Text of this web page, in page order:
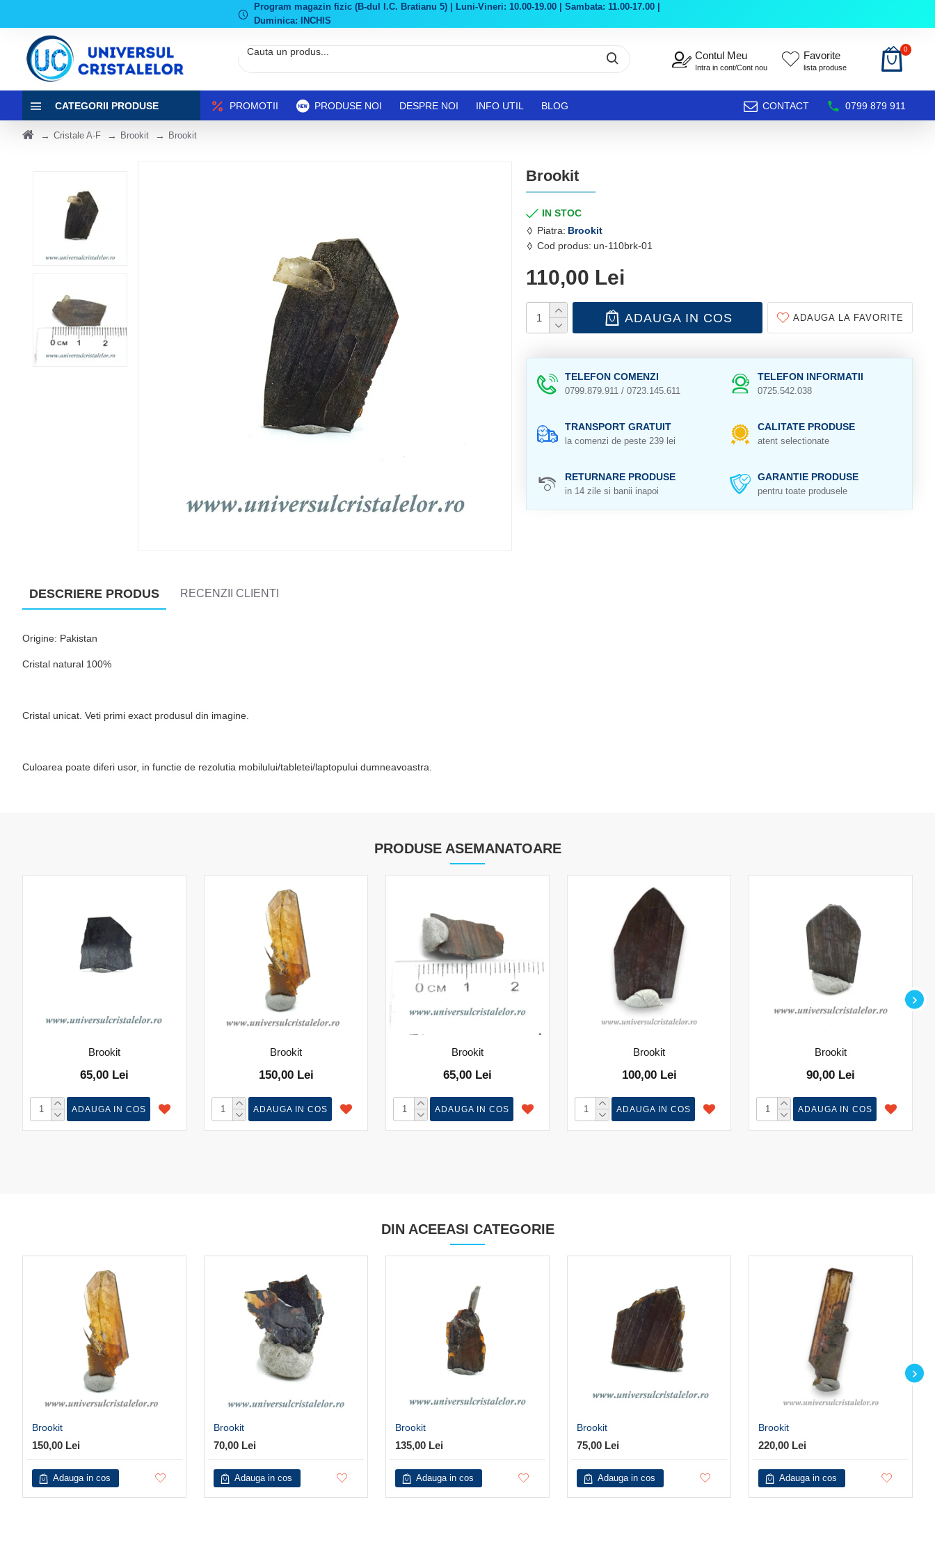
Program magazin fizic (B-dul I.C. Bratianu 5) | Luni-Vineri: 10.00-19.00 | Sambata: 11.00-17.00 |
Duminica: INCHIS
Contul Meu
Intra in cont/Cont nou
Favorite
lista produse
0
CATEGORII PRODUSE PROMOTII PRODUSE NOI DESPRE NOI INFO UTIL BLOG CONTACT 0799 879 911
Cristale A-F Brookit Brookit
Brookit
IN STOC
Piatra: Brookit
Cod produs: un-110brk-01
110,00 Lei
ADAUGA IN COS ADAUGA LA FAVORITE
TELEFON COMENZI
0799.879.911 / 0723.145.611
TELEFON INFORMATII
0725.542.038
TRANSPORT GRATUIT
la comenzi de peste 239 lei
CALITATE PRODUSE
atent selectionate
RETURNARE PRODUSE
in 14 zile si banii inapoi
GARANTIE PRODUSE
pentru toate produsele
DESCRIERE PRODUS RECENZII CLIENTI
Origine: Pakistan
Cristal natural 100%
Cristal unicat. Veti primi exact produsul din imagine.
Culoarea poate diferi usor, in functie de rezolutia mobilului/tabletei/laptopului dumneavoastra.
PRODUSE ASEMANATOARE
Brookit
65,00 Lei
ADAUGA IN COS
Brookit
150,00 Lei
ADAUGA IN COS
Brookit
65,00 Lei
ADAUGA IN COS
Brookit
100,00 Lei
ADAUGA IN COS
Brookit
90,00 Lei
ADAUGA IN COS
DIN ACEEASI CATEGORIE
Brookit
150,00 Lei
Adauga in cos
Brookit
70,00 Lei
Adauga in cos
Brookit
135,00 Lei
Adauga in cos
Brookit
75,00 Lei
Adauga in cos
Brookit
220,00 Lei
Adauga in cos